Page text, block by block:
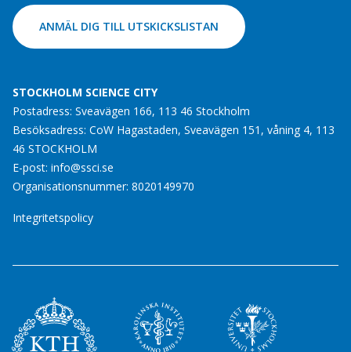
ANMÄL DIG TILL UTSKICKSLISTAN
STOCKHOLM SCIENCE CITY
Postadress: Sveavägen 166, 113 46 Stockholm
Besöksadress: CoW Hagastaden, Sveavägen 151, våning 4, 113
46 STOCKHOLM
E-post: info@ssci.se
Organisationsnummer: 8020149970
Integritetspolicy